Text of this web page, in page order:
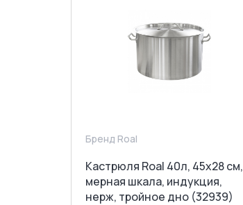
Бренд Roal
Кастрюля Roal 40л, 45x28 см,
мерная шкала, индукция,
нерж, тройное дно (32939)